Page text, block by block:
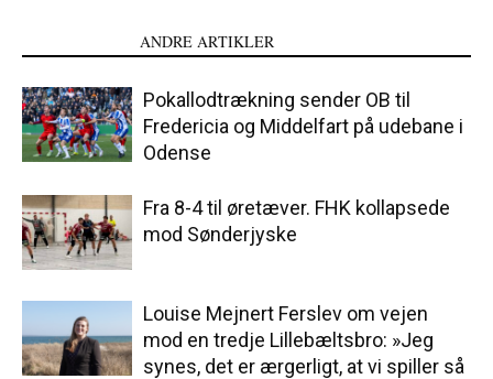
ANDRE ARTIKLER
Pokallodtrækning sender OB til
Fredericia og Middelfart på udebane i
Odense
Fra 8-4 til øretæver. FHK kollapsede
mod Sønderjyske
Louise Mejnert Ferslev om vejen
mod en tredje Lillebæltsbro: »Jeg
synes, det er ærgerligt, at vi spiller så